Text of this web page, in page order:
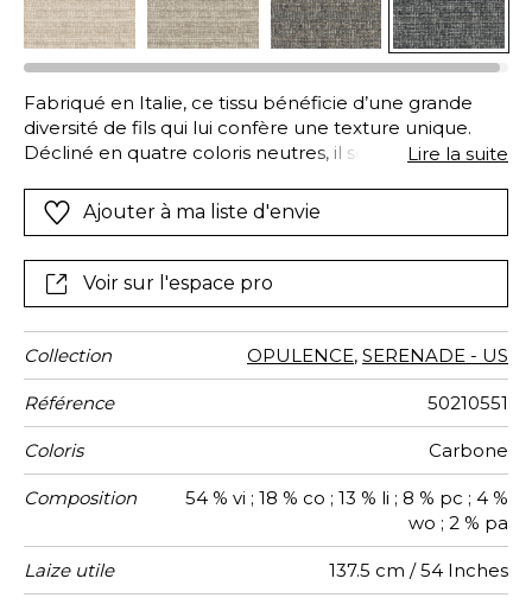
Fabriqué en Italie, ce tissu bénéficie d’une grande
diversité de fils qui lui confère une texture unique.
Décliné en quatre coloris neutres, il se coordonne au
sièges invitent naturellement à la confidence.
Lire la suite
Ajouter à ma liste d'envie
Voir sur l'espace pro
Collection OPULENCE, SERENADE - US
Référence 50210551
Coloris Carbone
Composition
54 % vi ; 18 % co ; 13 % li ; 8 % pc ; 4 %
wo ; 2 % pa
Laize utile 137.5 cm / 54 Inches